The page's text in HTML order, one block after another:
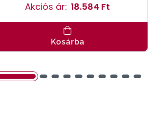
Akciós ár: 18.584 Ft
Kosárba